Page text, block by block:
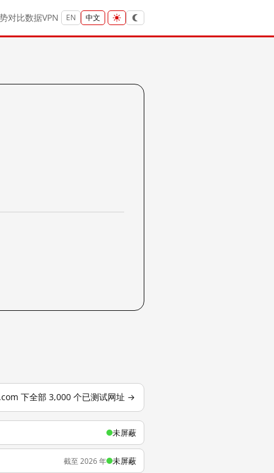
对比数据VPN EN 中文
下全部 3,000 个已测试网址 →
未屏蔽
截至 2026 年 未屏蔽